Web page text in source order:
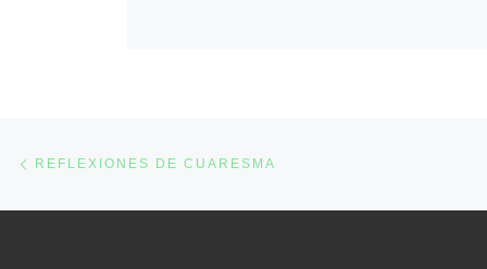
Post navigation
REFLEXIONES DE CUARESMA